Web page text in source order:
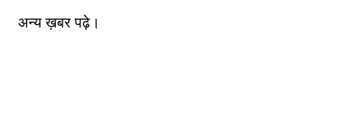
अन्य ख़बर पढ़े।